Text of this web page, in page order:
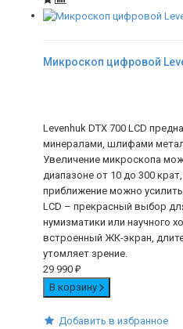
Микроскоп цифровой
Levenhuk DTX 700 LCD
минералами, шлифами
Увеличение микроскопа
диапазоне от 10 до 300
приближение можно усилить
LCD – прекрасный выбор
нумизматики или научного
встроенный ЖК-экран,
утомляет зрение.
29 990 ₽
В корзину
Добавить в избранное